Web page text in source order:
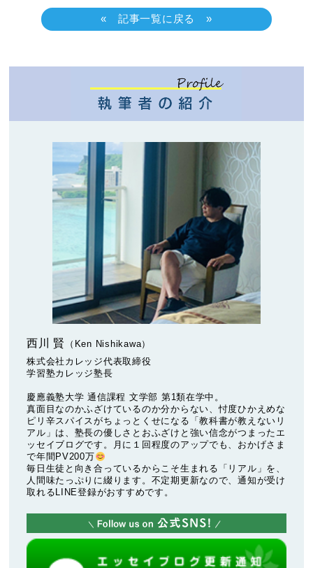
« 記事一覧に戻る »
西川 賢
（Ken Nishikawa）
株式会社カレッジ代表取締役
学習塾カレッジ塾長
慶應義塾大学 通信課程 文学部 第1類在学中。
真面目なのかふざけているのか分からない、忖度ひかえめな
ピリ辛スパイスがちょっとくせになる「教科書が教えないリ
アル」は、塾長の優しさとおふざけと強い信念がつまったエ
ッセイブログです。月に１回程度のアップでも、おかげさま
で年間PV200万
毎日生徒と向き合っているからこそ生まれる「リアル」を、
人間味たっぷりに綴ります。不定期更新なので、通知が受け
取れるLINE登録がおすすめです。